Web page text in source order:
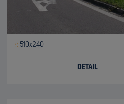
510x240
DETAIL